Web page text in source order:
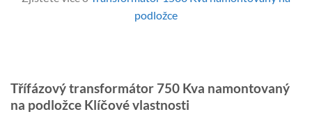
podložce
Třífázový transformátor 750 Kva namontovaný
na podložce Klíčové vlastnosti